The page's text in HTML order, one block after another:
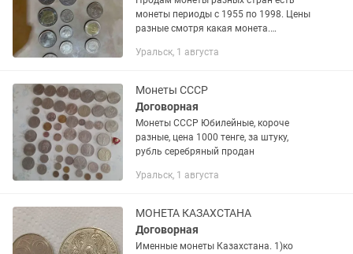
монеты периоды с 1955 по 1998. Цены
разные смотря какая монета.
Уральск, 1 августа
Монеты СССР
Договорная
Монеты СССР Юбилейные, короче
разные, цена 1000 тенге, за штуку,
рубль серебряный продан
Уральск, 1 августа
МОНЕТА КАЗАХСТАНА
Договорная
Именные монеты Казахстана. 1)ко